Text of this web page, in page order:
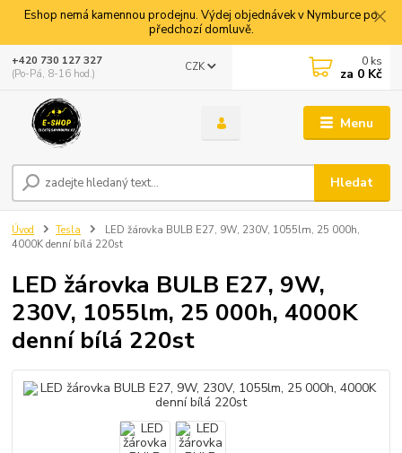
Eshop nemá kamennou prodejnu. Výdej objednávek v Nymburce po
předchozí domluvě.
Menu
CZK
Hledat
+420 730 127 327
(Po-Pá, 8-16 hod.)
0 ks
za 0 Kč
Úvod Tesla
LED žárovka BULB E27, 9W, 230V, 1055lm, 25 000h,
4000K denní bílá 220st
LED žárovka BULB E27, 9W,
230V, 1055lm, 25 000h, 4000K
denní bílá 220st